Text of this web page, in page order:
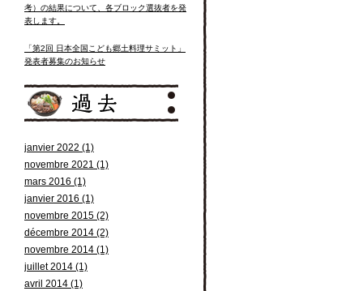
考）の結果について、各ブロック選抜者を発
表します。
「第2回 日本全国こども郷土料理サミット」
発表者募集のお知らせ
janvier 2022 (1)
novembre 2021 (1)
mars 2016 (1)
janvier 2016 (1)
novembre 2015 (2)
décembre 2014 (2)
novembre 2014 (1)
juillet 2014 (1)
avril 2014 (1)